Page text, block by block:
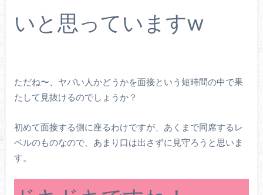
いと思っていますw
ただね〜、ヤバい人かどうかを面接という短時間の中で果
たして見抜けるのでしょうか？
初めて面接する側に座るわけですが、あくまで同席するレ
ベルのものなので、あまり口は出さずに見守ろうと思いま
す。